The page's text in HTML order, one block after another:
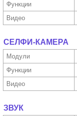
Функ­ции
Видео
СЕЛФИ-КАМЕРА
Модули
Функ­ции
Видео
ЗВУК